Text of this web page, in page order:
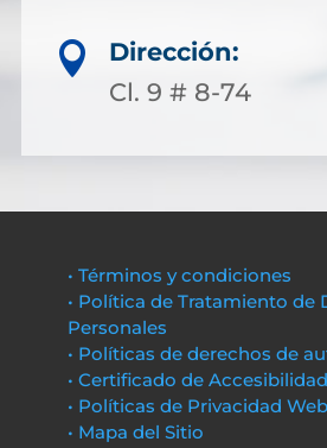

Dirección:
Cl. 9 # 8-74
• Términos y condiciones
• Política de Tratamiento de
Personales
• Políticas de derechos de
• Certificado de Accesibilidad
• Políticas de Privacidad Web
• Mapa del Sitio